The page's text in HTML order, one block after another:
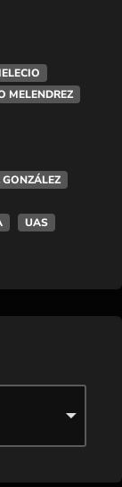
MELENDREZ
UAS